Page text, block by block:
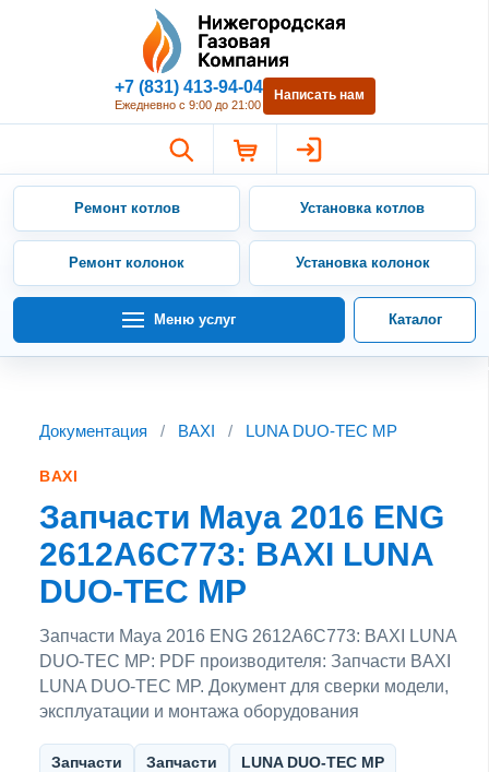
Нижегородская Газовая
+7 (831) 413-94-04
Ежедневно с 9:00 до 21:00
Написать нам
Ремонт котлов Установка котлов
Ремонт колонок Установка колонок
Меню услуг Каталог
Документация / BAXI / LUNA DUO-TEC MP
BAXI
Запчасти Maya 2016 ENG
2612A6C773: BAXI LUNA
DUO-TEC MP
Запчасти Maya 2016 ENG 2612A6C773: BAXI LUNA
DUO-TEC MP: PDF производителя: Запчасти BAXI
LUNA DUO-TEC MP. Документ для сверки модели,
эксплуатации и монтажа оборудования
Запчасти Запчасти LUNA DUO-TEC MP